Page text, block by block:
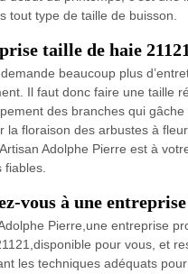
tout type de taille de buisson.
taille de haie 21121
beaucoup plus
Il faut donc faire une taille
des branches qui
la floraison des arbustes à
Adolphe Pierre est à
fiables.
vous à une
Pierre,une entreprise
pour vous, et
les techniques adéquats